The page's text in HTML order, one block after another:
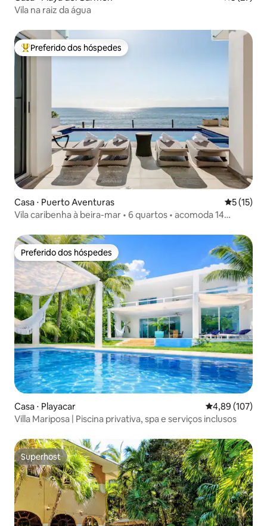
Vila na raiz da água
Entre os melhores preferidos dos hóspedes
Preferido dos hóspedes
Casa ⋅ Puerto Aventuras 5 de uma
5 (15)
Vila caribenha à beira-mar • 6 quartos • acomoda 14
Preferido dos hóspedes
Preferido dos hóspedes
Casa ⋅ Playacar 4,89 de uma
4,89 (107)
Villa Mariposa | Piscina privativa, spa e serviços inclusos
Superhost
Superhost